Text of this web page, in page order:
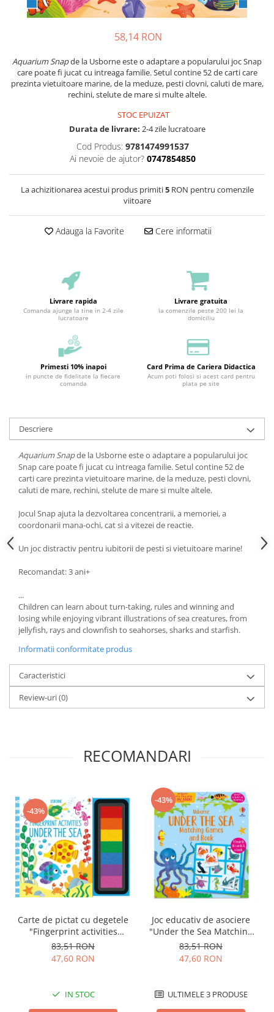
58,14 RON
Aquarium Snapde la Usborne este o adaptare a popularului joc Snap
care poate fi jucat cu intreaga familie. Setul contine 52 de carti care
prezinta vietuitoare marine, de la meduze, pesti clovni, caluti de mare,
rechini, stelute de mare si multe altele.
STOC EPUIZAT
Durata de livrare: 2-4 zile lucratoare
Cod Produs: 9781474991537
Ai nevoie de ajutor? 0747854850
La achizitionarea acestui produs primiti5RON pentru comenzile
viitoare
Adauga la Favorite Cere informatii
Livrare rapida
Comanda ajunge la tine in 2-4 zile
lucratoare
Livrare gratuita
la comenzile peste 200 lei la
domiciliu
Primesti 10% inapoi
in puncte de fidelitate la fiecare
comanda
Card Prima de Cariera Didactica
Acum poti folosi si acest card pentru
plata pe site
Descriere
Aquarium Snapde la Usborne este o adaptare a popularului joc
Snap care poate fi jucat cu intreaga familie. Setul contine 52 de
carti care prezinta vietuitoare marine, de la meduze, pesti clovni,
caluti de mare, rechini, stelute de mare si multe altele.
Jocul Snap ajuta la dezvoltarea concentrarii, a memoriei, a
coordonarii mana-ochi, cat si a vitezei de reactie.
Un joc distractiv pentru iubitorii de pesti si vietuitoare marine!
Recomandat: 3 ani+
...
Children can learn about turn-taking, rules and winning and
losing while enjoying vibrant illustrations of sea creatures, from
jellyfish, rays and clownfish to seahorses, sharks and starfish.
Informatii conformitate produs
Caracteristici
Review-uri(0)
RECOMANDARI
-43%
Carte de pictat cu degetele
"Fingerprint activities
Under the sea", Usborne
83,51 RON
47,60 RON
IN STOC
-43%
Joc educativ de asociere
"Under the Sea Matching
Games", Usborne
83,51 RON
47,60 RON
ULTIMELE 3 PRODUSE